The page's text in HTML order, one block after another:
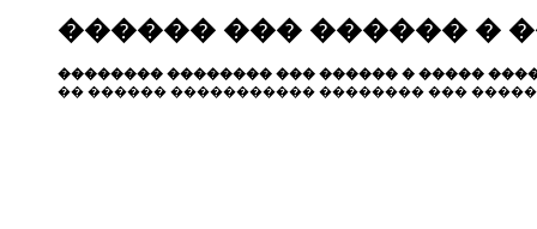
������ ��� ������ �
�������� �������� ��� ������ � �����
�� ������ ����������� �������� ���